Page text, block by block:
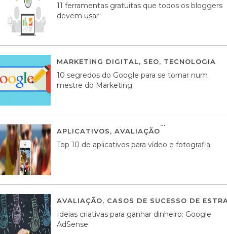
11 ferramentas gratuitas que todos os bloggers
devem usar
MARKETING DIGITAL, SEO, TECNOLOGIA
10 segredos do Google para se tornar num
mestre do Marketing
APLICATIVOS, AVALIAÇÃO
Top 10 de aplicativos para vídeo e fotografia
AVALIAÇÃO, CASOS DE SUCESSO DE
Ideias criativas para ganhar dinheiro: Google
AdSense